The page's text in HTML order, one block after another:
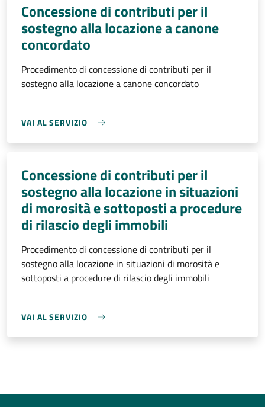
Concessione di contributi per il
sostegno alla locazione a canone
concordato
Procedimento di concessione di contributi per il
sostegno alla locazione a canone concordato
VAI AL SERVIZIO
Concessione di contributi per il
sostegno alla locazione in situazioni
di morosità e sottoposti a procedure
di rilascio degli immobili
Procedimento di concessione di contributi per il
sostegno alla locazione in situazioni di morosità e
sottoposti a procedure di rilascio degli immobili
VAI AL SERVIZIO